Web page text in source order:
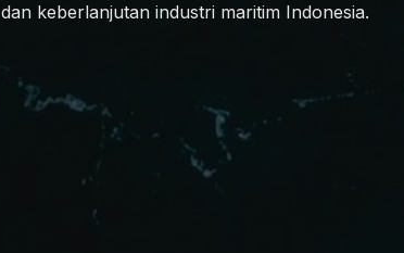
dan keberlanjutan industri maritim Indonesia.